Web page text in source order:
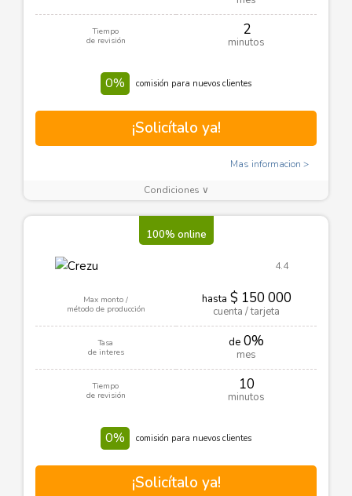
Tiempo
de revisión
2
minutos
0% comisión para nuevos clientes
¡Solicítalo ya!
Mas informacion
Condiciones ∨
100% online
4.4
Max monto /
método de producción
hasta $ 150 000
cuenta / tarjeta
Tasa
de interes
de 0%
mes
Tiempo
de revisión
10
minutos
0% comisión para nuevos clientes
¡Solicítalo ya!